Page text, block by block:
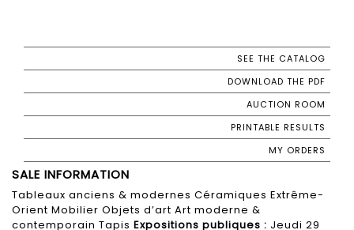
SEE THE CATALOG
DOWNLOAD THE PDF
AUCTION ROOM
PRINTABLE RESULTS
MY ORDERS
SALE INFORMATION
Tableaux anciens & modernes Céramiques Extrême-
Orient Mobilier Objets d’art Art moderne &
contemporain Tapis Expositions publiques : Jeudi 29